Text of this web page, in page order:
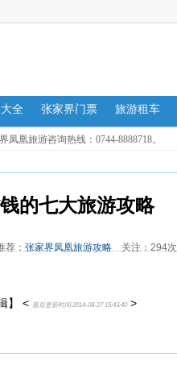
凰旅游咨询热线：0744-8888718。
全 张家界门票 旅游租车
的七大旅游攻略
荐： 张家界凤凰旅游攻略 关注：294次
】 < 最后更新时间:2014-08-27 15:43:40>